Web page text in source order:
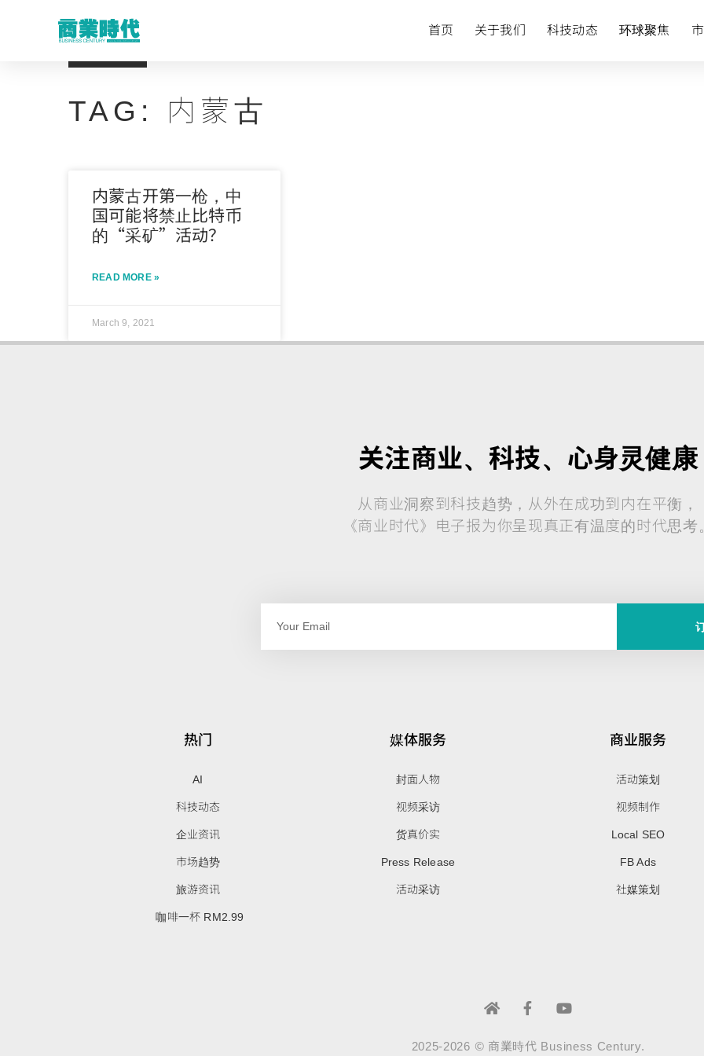
首页 关于我们 科技动态 环球聚焦
TAG: 内蒙古
内蒙古开第一枪，中
国可能将禁止比特币
的“采矿”活动？
READ MORE »
March 9, 2021
关注商业、科技、心身灵健康
从商业洞察到科技趋势，从外在成功到内在平衡，
《商业时代》电子报为你呈现真正有温度的时代思考
热门
AI
科技动态
企业资讯
市场趋势
旅游资讯
咖啡一杯 RM2.99
媒体服务
封面人物
视频采访
货真价实
Press Release
活动采访
商业服务
活动策划
视频制作
Local SEO
FB Ads
社媒策划
2025-2026 © 商業時代 Business Century.